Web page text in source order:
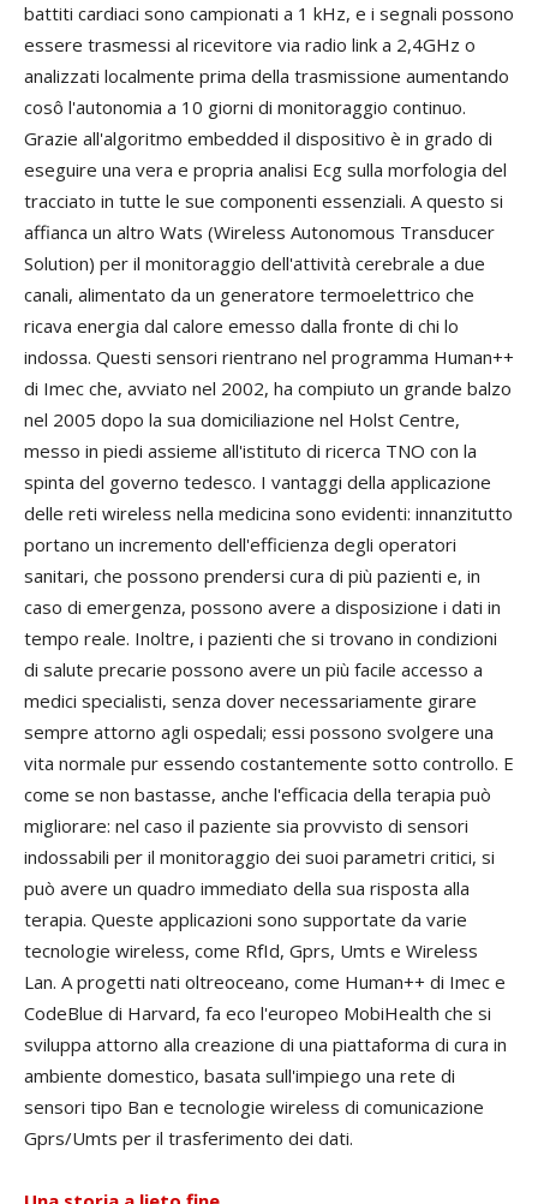
battiti cardiaci sono campionati a 1 kHz, e i segnali possono
essere trasmessi al ricevitore via radio link a 2,4GHz o
analizzati localmente prima della trasmissione aumentando
cosô l'autonomia a 10 giorni di monitoraggio continuo.
Grazie all'algoritmo embedded il dispositivo è in grado di
eseguire una vera e propria analisi Ecg sulla morfologia del
tracciato in tutte le sue componenti essenziali. A questo si
affianca un altro Wats (Wireless Autonomous Transducer
Solution) per il monitoraggio dell'attività cerebrale a due
canali, alimentato da un generatore termoelettrico che
ricava energia dal calore emesso dalla fronte di chi lo
indossa. Questi sensori rientrano nel programma Human++
di Imec che, avviato nel 2002, ha compiuto un grande balzo
nel 2005 dopo la sua domiciliazione nel Holst Centre,
messo in piedi assieme all'istituto di ricerca TNO con la
spinta del governo tedesco. I vantaggi della applicazione
delle reti wireless nella medicina sono evidenti: innanzitutto
portano un incremento dell'efficienza degli operatori
sanitari, che possono prendersi cura di più pazienti e, in
caso di emergenza, possono avere a disposizione i dati in
tempo reale. Inoltre, i pazienti che si trovano in condizioni
di salute precarie possono avere un più facile accesso a
medici specialisti, senza dover necessariamente girare
sempre attorno agli ospedali; essi possono svolgere una
vita normale pur essendo costantemente sotto controllo. E
come se non bastasse, anche l'efficacia della terapia può
migliorare: nel caso il paziente sia provvisto di sensori
indossabili per il monitoraggio dei suoi parametri critici, si
può avere un quadro immediato della sua risposta alla
terapia. Queste applicazioni sono supportate da varie
tecnologie wireless, come RfId, Gprs, Umts e Wireless
Lan. A progetti nati oltreoceano, come Human++ di Imec e
CodeBlue di Harvard, fa eco l'europeo MobiHealth che si
sviluppa attorno alla creazione di una piattaforma di cura in
ambiente domestico, basata sull'impiego una rete di
sensori tipo Ban e tecnologie wireless di comunicazione
Gprs/Umts per il trasferimento dei dati.